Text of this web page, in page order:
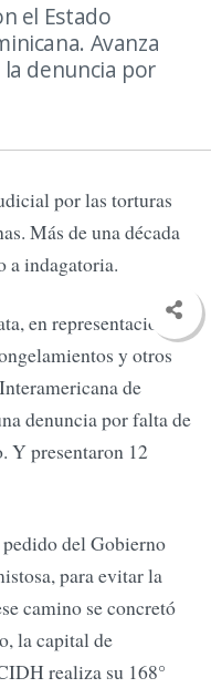
el Estado
Avanza
denuncia por
por las torturas
Más de una década
a indagatoria.
en representación de
y otros
de
denuncia por falta de
Y presentaron 12
del Gobierno
para evitar la
camino se concretó
la capital de
realiza su 168°